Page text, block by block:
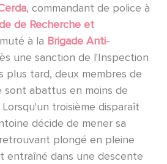
, commandant de police à
de Recherche et
à la Brigade Anti-
une sanction de l'Inspection
plus tard, deux membres de
sont abattus en moins de
troisième disparaît
décide de mener sa
plongé en pleine
entraîné dans une descente